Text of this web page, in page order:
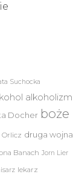
Suchocka
alkoholizm
Docher boże
Orlicz druga wojna
Banach Jorn Lier
lekarz